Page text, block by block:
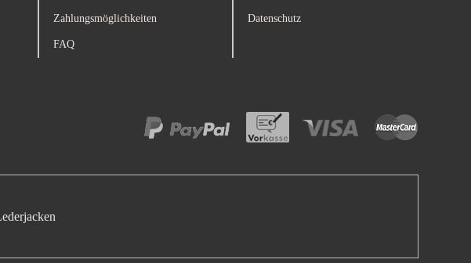
Zahlungsmöglichkeiten
FAQ
Datenschutz